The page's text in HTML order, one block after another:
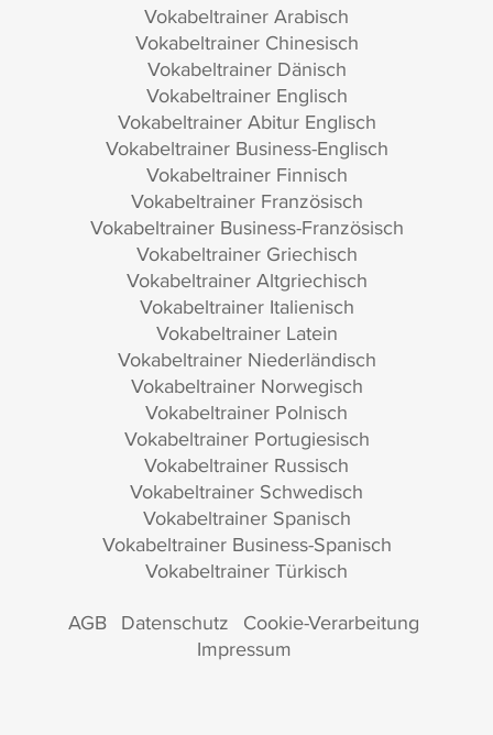
Vokabeltrainer Arabisch
Vokabeltrainer Chinesisch
Vokabeltrainer Dänisch
Vokabeltrainer Englisch
Vokabeltrainer Abitur Englisch
Vokabeltrainer Business-Englisch
Vokabeltrainer Finnisch
Vokabeltrainer Französisch
Vokabeltrainer Business-Französisch
Vokabeltrainer Griechisch
Vokabeltrainer Altgriechisch
Vokabeltrainer Italienisch
Vokabeltrainer Latein
Vokabeltrainer Niederländisch
Vokabeltrainer Norwegisch
Vokabeltrainer Polnisch
Vokabeltrainer Portugiesisch
Vokabeltrainer Russisch
Vokabeltrainer Schwedisch
Vokabeltrainer Spanisch
Vokabeltrainer Business-Spanisch
Vokabeltrainer Türkisch
AGB Datenschutz Cookie-Verarbeitung
Impressum